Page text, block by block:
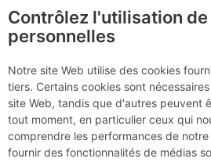
Altels : Face
avril 2017
Contrôlez l'utilisation
personnelles
Notre site Web utilise des cookies
tiers. Certains cookies sont
site Web, tandis que d'autres peuvent
tout moment, en particulier ceux qui
comprendre les performances de
fournir des fonctionnalités de médias